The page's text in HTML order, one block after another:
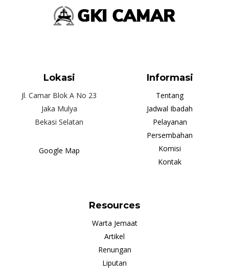
Lokasi
Jl. Camar Blok A No 23
Jaka Mulya
Bekasi Selatan
Google Map
Informasi
Tentang
Jadwal Ibadah
Pelayanan
Persembahan
Komisi
Kontak
Resources
Warta Jemaat
Artikel
Renungan
Liputan